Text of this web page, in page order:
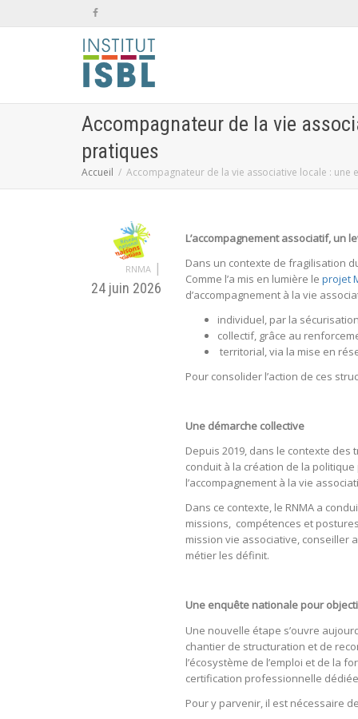
Accompagnateur de la vie
pratiques
Accueil Accompagnateur de la vie associative locale :
RNMA |
24 juin 2026
L’accompagnement associatif,
Dans un contexte de fragilisation
Comme l’a mis en lumière le projet
d’accompagnement à la vie
individuel, par la
collectif, grâce au
territorial, via la mise en
Pour consolider l’action de ces
Une démarche collective
Depuis 2019, dans le contexte des
conduit à la création de la
l’accompagnement à la vie
Dans ce contexte, le RNMA a
missions, compétences et
mission vie associative, conseiller
métier les définit.
Une enquête nationale pour
Une nouvelle étape s’ouvre
chantier de structuration et de
l’écosystème de l’emploi et de la
certification professionnelle
Pour y parvenir, il est nécessaire